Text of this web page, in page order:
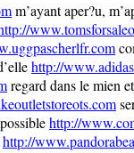
m’ayant aper?u,
http://
regard dans le mien
http://
http://